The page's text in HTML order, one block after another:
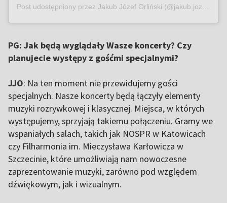
Post udostępniony przez Jakub Józef Orliński (@jakub.jozef.orlinski)
PG: Jak będą wyglądały Wasze koncerty? Czy
planujecie występy z gośćmi specjalnymi?
JJO: Na ten moment nie przewidujemy gości
specjalnych. Nasze koncerty będą łączyły elementy
muzyki rozrywkowej i klasycznej. Miejsca, w których
występujemy, sprzyjają takiemu połączeniu. Gramy we
wspaniałych salach, takich jak NOSPR w Katowicach
czy Filharmonia im. Mieczysława Karłowicza w
Szczecinie, które umożliwiają nam nowoczesne
zaprezentowanie muzyki, zarówno pod względem
dźwiękowym, jak i wizualnym.